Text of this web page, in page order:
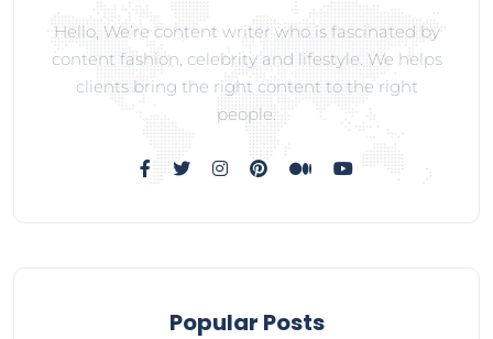
Hello, We’re content writer who is fascinated by
content fashion, celebrity and lifestyle. We helps
clients bring the right content to the right
people.
Popular Posts